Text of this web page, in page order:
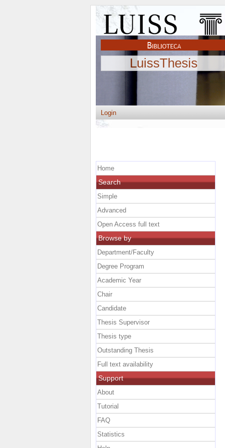
LuissThesis
Login
Home
Search
Simple
Advanced
Open Access full text
Browse by
Department/Faculty
Degree Program
Academic Year
Chair
Candidate
Thesis Supervisor
Thesis type
Outstanding Thesis
Full text availability
Support
About
Tutorial
FAQ
Statistics